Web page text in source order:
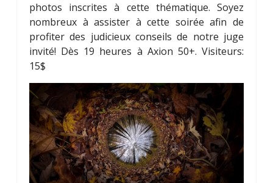
photos inscrites à cette thématique. Soyez
nombreux à assister à cette soirée afin de
profiter des judicieux conseils de notre juge
invité! Dès 19 heures à Axion 50+. Visiteurs:
15$